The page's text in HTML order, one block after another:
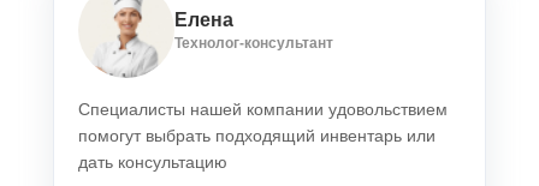
Елена
Технолог-консультант
Специалисты нашей компании удовольствием
помогут выбрать подходящий инвентарь или
дать консультацию